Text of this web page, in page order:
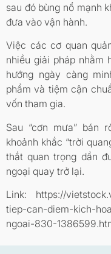
sau đó bùng nổ mạnh
đưa vào vận hành.
Việc các cơ quan
nhiều giải pháp nhằm
hướng ngày càng
phẩm và tiệm cận
vốn tham gia.
Sau “cơn mưa” bán
khoảnh khắc “trời
thắt quan trọng dần
ngoại quay trở lại.
Link: https://
tiep-can-diem-kich-
ngoai-830-